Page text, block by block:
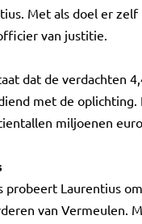
Met als doel er
van justitie.
dat de verdachten
met de oplichting.
miljoenen
probeert Laurentius
van Vermeulen.